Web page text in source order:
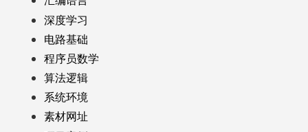
深度学习
电路基础
程序员数学
算法逻辑
系统环境
素材网址